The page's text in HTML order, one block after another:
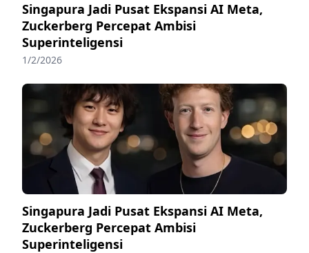
Singapura Jadi Pusat Ekspansi AI Meta,
Zuckerberg Percepat Ambisi
Superinteligensi
1/2/2026
Singapura Jadi Pusat Ekspansi AI Meta,
Zuckerberg Percepat Ambisi
Superinteligensi